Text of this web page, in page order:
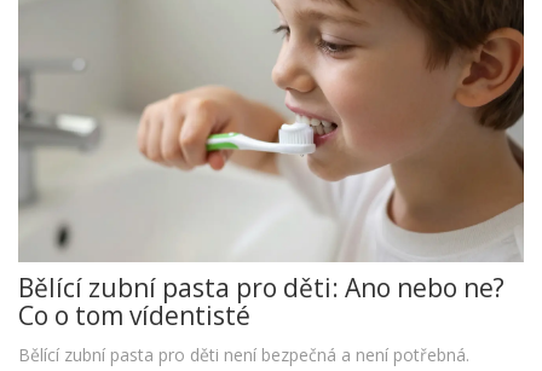
Bělící zubní pasta pro děti: Ano nebo ne?
Co o tom vídentisté
Bělící zubní pasta pro děti není bezpečná a není potřebná.